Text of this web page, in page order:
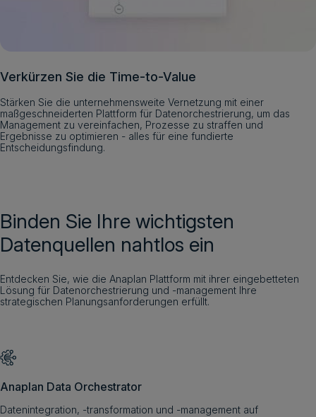
Verkürzen Sie die Time-to-Value
Stärken Sie die unternehmensweite Vernetzung mit einer
maßgeschneiderten Plattform für Datenorchestrierung, um das
Management zu vereinfachen, Prozesse zu straffen und
Ergebnisse zu optimieren - alles für eine fundierte
Entscheidungsfindung.
Binden Sie Ihre wichtigsten
Datenquellen nahtlos ein
Entdecken Sie, wie die Anaplan Plattform mit ihrer eingebetteten
Lösung für Datenorchestrierung und -management Ihre
strategischen Planungsanforderungen erfüllt.
Anaplan Data Orchestrator
Datenintegration, -transformation und -management auf